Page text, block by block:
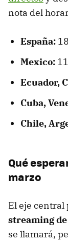
nota del
España:
Mexico:
Ecuador,
Cuba,
Chile,
Qué
marzo
El eje central
streaming
se llamará,